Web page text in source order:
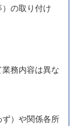
）の取り付け
務内容は異な
）や関係各所